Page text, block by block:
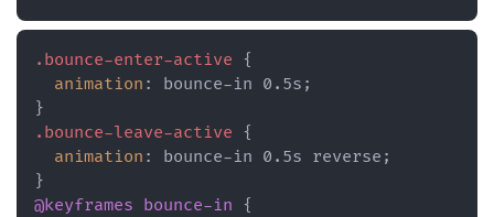
.bounce-enter-active {
animation : bounce-in 0.5s ;
}
.bounce-leave-active {
animation : bounce-in 0.5s reverse ;
}
@keyframes bounce-in {